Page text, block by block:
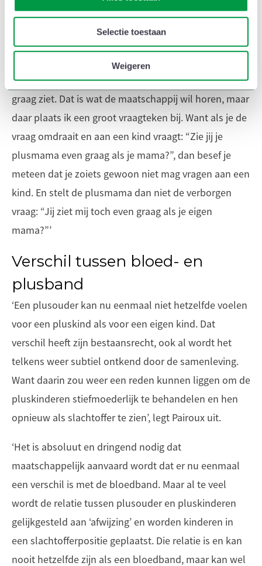
voor sociale media, adverteren en analyse. Die partners
kunnen deze gegevens combineren met andere informatie die
u aan ze heeft verstrekt of die ze hebben verzameld op basis
van uw gebruik van hun services.
Selectie toestaan
Weigeren
Even graag zien
Anja Pairoux: ‘Soms hoor ik wel eens van een
plusmama dat ze haar (plus)kinderen allemaal even
graag ziet. Dat is wat de maatschappij wil horen, maar
daar plaats ik een groot vraagteken bij. Want als je de
vraag omdraait en aan een kind vraagt: “Zie jij je
plusmama even graag als je mama?”, dan besef je
meteen dat je zoiets gewoon niet mag vragen aan een
kind. En stelt de plusmama dan niet de verborgen
vraag: “Jij ziet mij toch even graag als je eigen
mama?”’
Verschil tussen bloed- en
plusband
‘Een plusouder kan nu eenmaal niet hetzelfde voelen
voor een pluskind als voor een eigen kind. Dat
verschil heeft zijn bestaansrecht, ook al wordt het
telkens weer subtiel ontkend door de samenleving.
Want daarin zou weer een reden kunnen liggen om de
pluskinderen stiefmoederlijk te behandelen en hen
opnieuw als slachtoffer te zien’, legt Pairoux uit.
‘Het is absoluut en dringend nodig dat
maatschappelijk aanvaard wordt dat er nu eenmaal
een verschil is met de bloedband. Maar al te veel
wordt de relatie tussen plusouder en pluskinderen
gelijkgesteld aan ‘afwijzing’ en worden kinderen in
een slachtofferpositie geplaatst. Die relatie is en kan
nooit hetzelfde zijn als een bloedband, maar kan wel